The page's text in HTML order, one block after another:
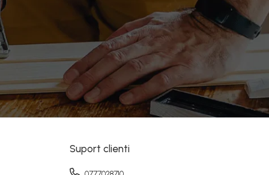
Suport clienti